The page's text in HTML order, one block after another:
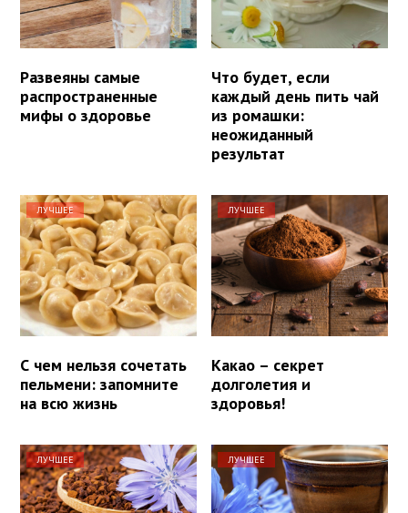
Развеяны самые
распространенные
мифы о здоровье
Что будет, если
каждый день пить чай
из ромашки:
неожиданный
результат
ЛУЧШЕЕ
С чем нельзя сочетать
пельмени: запомните
на всю жизнь
ЛУЧШЕЕ
Какао – секрет
долголетия и
здоровья!
ЛУЧШЕЕ ЛУЧШЕЕ